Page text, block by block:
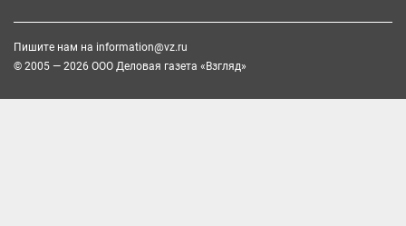
Пишите нам на information@vz.ru
© 2005 — 2026 ООО Деловая газета «Взгляд»